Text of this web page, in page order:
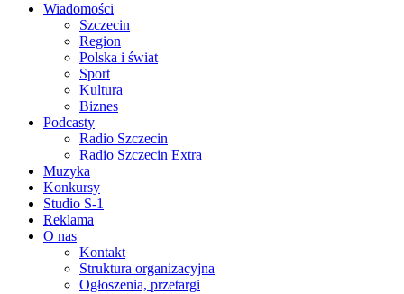
Wiadomości
Szczecin
Region
Polska i świat
Sport
Kultura
Biznes
Podcasty
Radio Szczecin
Radio Szczecin Extra
Muzyka
Konkursy
Studio S-1
Reklama
O nas
Kontakt
Struktura organizacyjna
Ogłoszenia, przetargi